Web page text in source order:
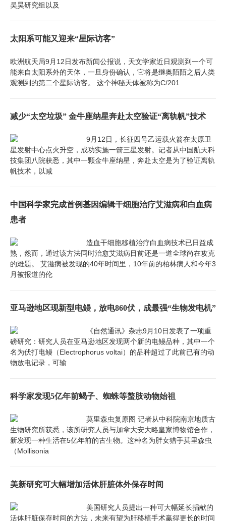
吴昊研究组以及
太阳系可能又迎来“星际访客”
欧洲航天局9月12日发布新闻公报说，天文学家近日观测到一个可
能来自太阳系外的天体，一旦身份确认，它将是继奥陌陌之后人类
观测到的第二个星际访客。 这个神秘天体被称为C/201
减少“太空垃圾” 金牛座纳星奔赴太空验证“离轨帆”技术
9月12日，长征四号乙运载火箭在太原卫
星发射中心点火升空，成功实施一箭三星发射。记者从中国航天科
技集团八院获悉，其中一颗金牛座纳星，奔赴太空是为了验证离轨
帆技术，以减
中国科学家完成首例基因编辑干细胞治疗艾滋病和白血病
患者
造血干细胞移植治疗白血病技术已日益成
熟，然而，通过该方法同时治愈艾滋病目前还是一道全球尚在攻克
的难题。 艾滋病被发现的40年时间里，10年前的柏林病人和今年3
月被报道的伦
亚马逊地区现新型电鳗，放电860伏，成最强“生物发电机”
《自然通讯》杂志9月10日发表了一项重
磅研究：研究人员在亚马逊地区发现两个新的电鳗品种，其中一个
名为伏打电鳗（Electrophorus voltai）的品种超过了此前已有的动
物放电记录，可输
科学家发现5亿年前蝎子、蜘蛛等螯肢动物始祖
莫里森虫复原图 记者从中科院南京地质古
生物研究所获悉，该所研究人员与加拿大安大略皇家博物馆合作，
新发现一种生活在5亿年前的古生物。这种名为胖女猎手莫里森虫
（Mollisonia
美新研究可大幅增加活体肝脏体外保存时间
美国研究人员提出一种可大幅延长捐献的
活体肝脏保存时间的方法，未来有望为肝移植手术赢得更长的时间